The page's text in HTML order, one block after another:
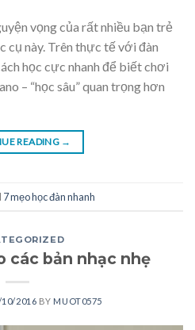
vọng của rất nhiều bạn trẻ
cụ này. Trên thực tế với đàn
học cực nhanh để biết chơi
– “học sâu” quan trọng hơn
READING →
7 mẹo học đàn nhanh
các bản nhạc nhẹ
10/2016 BY MUOT0575